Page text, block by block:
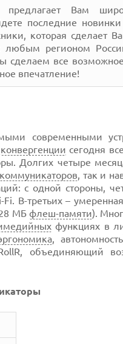
Вам
последние
которая сделает
любым регионом
сделаем все
впечатление!
современными
конвергенции сегодня
Долгих четыре
коммуникаторов, так и
с одной стороны,
Fi. В-третьих –
МБ флеш-памяти).
функциях в
,
объединяющий